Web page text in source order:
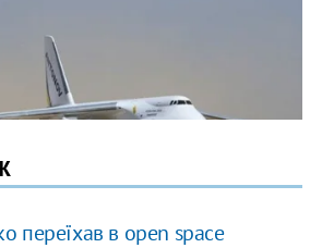
переїхав в open space